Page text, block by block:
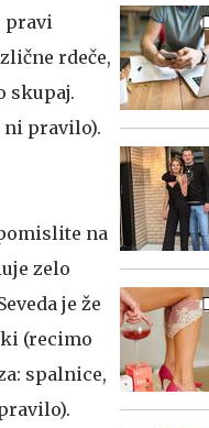
pravi
rdeče,
skupaj.
ni pravilo).
na
zelo
je že
(recimo
spalnice,